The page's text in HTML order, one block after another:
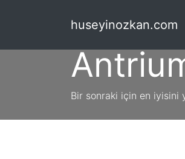
Bir sonraki için en iyisini
huseyinozkan.com